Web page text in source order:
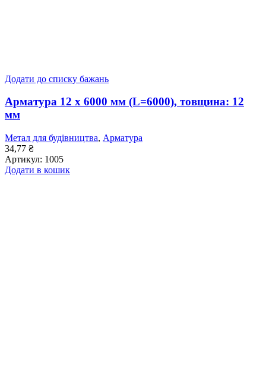
Додати до списку бажань
Арматура 12 x 6000 мм (L=6000), товщина: 12
мм
Метал для будівництва, Арматура
34,77 ₴
Артикул: 1005
Додати в кошик